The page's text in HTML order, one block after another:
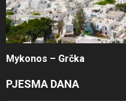
Mykonos – Grčka
PJESMA DANA